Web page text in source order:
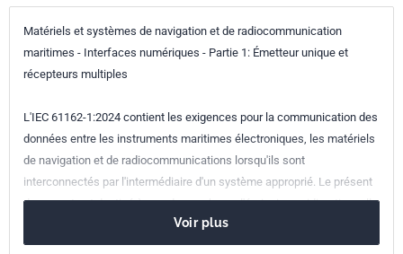
Matériels et systèmes de navigation et de radiocommunication
maritimes - Interfaces numériques - Partie 1: Émetteur unique et
récepteurs multiples
L'IEC 61162-1:2024 contient les exigences pour la communication des
données entre les instruments maritimes électroniques, les matériels
de navigation et de radiocommunications lorsqu'ils sont
interconnectés par l'intermédiaire d'un système approprié. Le présent
document est destiné à prendre en charge l'émission unidirectionnelle
de données série entre un seul émetteur et un ou plusieurs
récepteurs. Ces données sont au format ASCII imprimable et peuvent
Voir plus